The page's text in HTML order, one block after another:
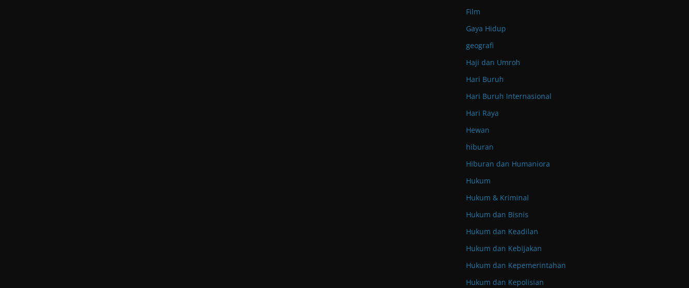
Film
Gaya Hidup
geografi
Haji dan Umroh
Hari Buruh
Hari Buruh Internasional
Hari Raya
Hewan
hiburan
Hiburan dan Humaniora
Hukum
Hukum & Kriminal
Hukum dan Bisnis
Hukum dan Keadilan
Hukum dan Kebijakan
Hukum dan Kepemerintahan
Hukum dan Kepolisian